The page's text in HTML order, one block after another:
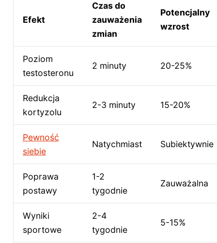
Efekt
Czas do
zauważenia
zmian
Potencjalny
wzrost
Poziom
testosteronu
2 minuty 20-25%
Redukcja
kortyzolu
2-3 minuty 15-20%
Pewność
siebie
Natychmiast Subiektywnie
Poprawa
postawy
1-2
tygodnie
Zauważalna
Wyniki
sportowe
2-4
tygodnie
5-15%